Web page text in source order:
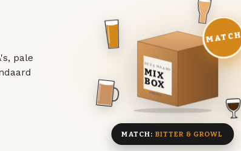
pale
DEZE MAAND
MIX
BOX
8 BIEREN
MATCH
MATCH: BITTER & GROWL